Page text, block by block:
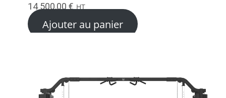
14 500,00 € HT
Ajouter au panier